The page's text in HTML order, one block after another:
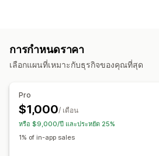
หน้าตะกร้าสินค้า หน้าสินค้า
เครื่องมือแก้ไขการลากและวาง คอลเลกชัน
การแจ้งเตือนแบบพุช
ตะกร้าสินค้าที่ยังไม่ชำระเงิน
สินค้ากลับเข้าสต็อก
การกำหนดราคา
เลือกแผนที่เหมาะกับธุรกิจของคุณที่สุด
Pro
$1,000/ เดือน
หรือ $9,000/ปี และประหยัด 25%
1% of in-app sales